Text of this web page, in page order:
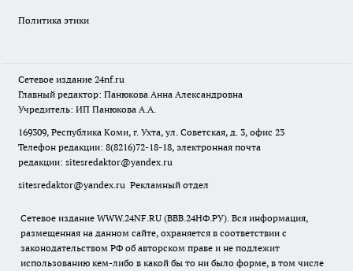
Политика этики
Сетевое издание 24nf.ru
Главный редактор: Панюкова Анна Александровна
Учредитель: ИП Панюкова А.А.
169309, Республика Коми, г. Ухта, ул. Советская, д. 3, офис 23
Телефон редакции: 8(8216)72-18-18, электронная почта
редакции: sitesredaktor@yandex.ru
sitesredaktor@yandex.ru Рекламный отдел
Сетевое издание WWW.24NF.RU (ВВВ.24НФ.РУ). Вся информация,
размещенная на данном сайте, охраняется в соответствии с
законодательством РФ об авторском праве и не подлежит
использованию кем-либо в какой бы то ни было форме, в том числе